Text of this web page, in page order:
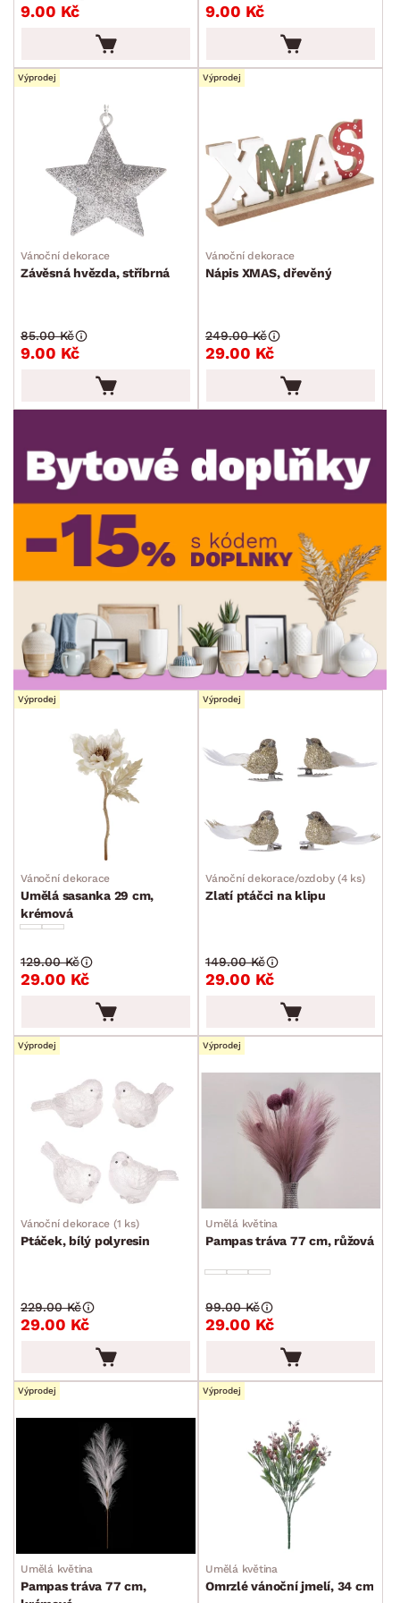
Vánoční stolování a vaření
Vánoční textil
Velikonoce
Sedací soupravy a pohovky
Sestavy a stěny
Drobný nábytek
min. cm
max.
min. cm max.
MATERIÁL
MÍSTNOST
SKLADOVOST
9.00 Kč 9.00 Kč
Výprodej
Vánoční dekorace
Závěsná hvězda, stříbrná
9.00 Kč
85.00 Kč
Výprodej
Vánoční dekorace
Nápis XMAS, dřevěný
29.00 Kč
249.00 Kč
Výprodej
Vánoční dekorace
Umělá sasanka 29 cm,
krémová
29.00 Kč
129.00 Kč
Výprodej
Vánoční dekorace/ozdoby (4 ks)
Zlatí ptáčci na klipu
29.00 Kč
149.00 Kč
Výprodej
Vánoční dekorace (1 ks)
Ptáček, bílý polyresin
29.00 Kč
229.00 Kč
Výprodej
Umělá květina
Pampas tráva 77 cm, růžová
29.00 Kč
99.00 Kč
Výprodej
Umělá květina
Pampas tráva 77 cm,
Výprodej
Umělá květina
Omrzlé vánoční jmelí, 34 cm